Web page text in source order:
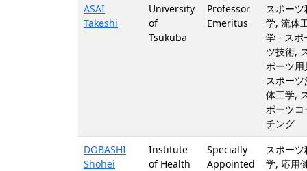
ASAI
Takeshi
University
of
Tsukuba
Professor
Emeritus
スポーツ
学, 流体
学 - スポ
ツ技術,
ポーツ用
スポーツ
体工学,
ポーツコ
チング
DOBASHI
Shohei
Institute
of Health
Specially
Appointed
スポーツ
学, 応用